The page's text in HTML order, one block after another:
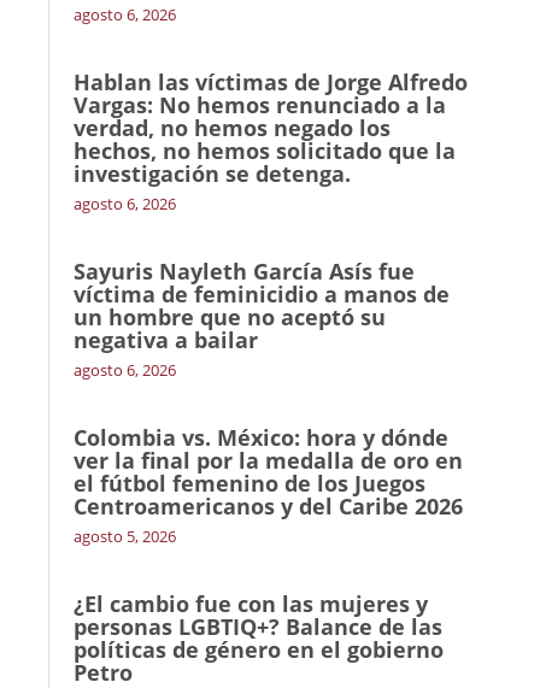
agosto 6, 2026
Hablan las víctimas de Jorge Alfredo
Vargas: No hemos renunciado a la
verdad, no hemos negado los
hechos, no hemos solicitado que la
investigación se detenga.
agosto 6, 2026
Sayuris Nayleth García Asís fue
víctima de feminicidio a manos de
un hombre que no aceptó su
negativa a bailar
agosto 6, 2026
Colombia vs. México: hora y dónde
ver la final por la medalla de oro en
el fútbol femenino de los Juegos
Centroamericanos y del Caribe 2026
agosto 5, 2026
¿El cambio fue con las mujeres y
personas LGBTIQ+? Balance de las
políticas de género en el gobierno
Petro